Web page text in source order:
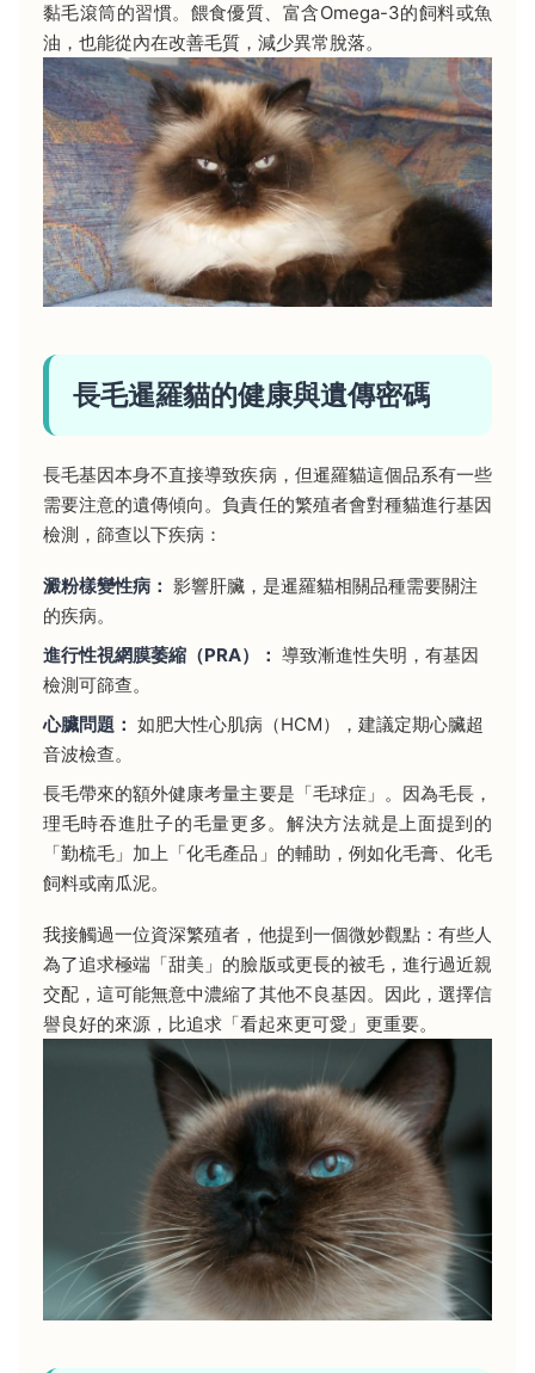
黏毛滾筒的習慣。餵食優質、富含Omega-3的飼料或魚
油，也能從內在改善毛質，減少異常脫落。
長毛暹羅貓的健康與遺傳密碼
長毛基因本身不直接導致疾病，但暹羅貓這個品系有一些
需要注意的遺傳傾向。負責任的繁殖者會對種貓進行基因
檢測，篩查以下疾病：
澱粉樣變性病： 影響肝臟，是暹羅貓相關品種需要關注
的疾病。
進行性視網膜萎縮（PRA）： 導致漸進性失明，有基因
檢測可篩查。
心臟問題： 如肥大性心肌病（HCM），建議定期心臟超
音波檢查。
長毛帶來的額外健康考量主要是「毛球症」。因為毛長，
理毛時吞進肚子的毛量更多。解決方法就是上面提到的
「勤梳毛」加上「化毛產品」的輔助，例如化毛膏、化毛
飼料或南瓜泥。
我接觸過一位資深繁殖者，他提到一個微妙觀點：有些人
為了追求極端「甜美」的臉版或更長的被毛，進行過近親
交配，這可能無意中濃縮了其他不良基因。因此，選擇信
譽良好的來源，比追求「看起來更可愛」更重要。